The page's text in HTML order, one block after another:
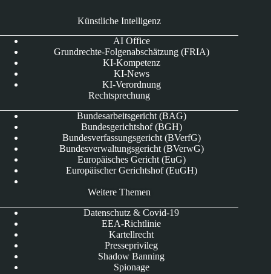
Künstliche Intelligenz
AI Office
Grundrechte-Folgenabschätzung (FRIA)
KI-Kompetenz
KI-News
KI-Verordnung
Rechtsprechung
Bundesarbeitsgericht (BAG)
Bundesgerichtshof (BGH)
Bundesverfassungsgericht (BVerfG)
Bundesverwaltungsgericht (BVerwG)
Europäisches Gericht (EuG)
Europäischer Gerichtshof (EuGH)
Weitere Themen
Datenschutz & Covid-19
EEA-Richtlinie
Kartellrecht
Presseprivileg
Shadow Banning
Spionage